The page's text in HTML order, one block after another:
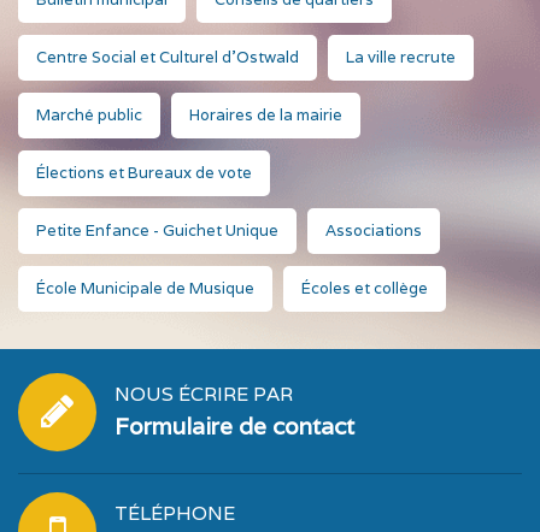
Centre Social et Culturel d'Ostwald La ville recrute
Marché public Horaires de la mairie
Élections et Bureaux de vote
Petite Enfance - Guichet Unique Associations
École Municipale de Musique Écoles et collège
NOUS ÉCRIRE PAR
Formulaire de contact
TÉLÉPHONE